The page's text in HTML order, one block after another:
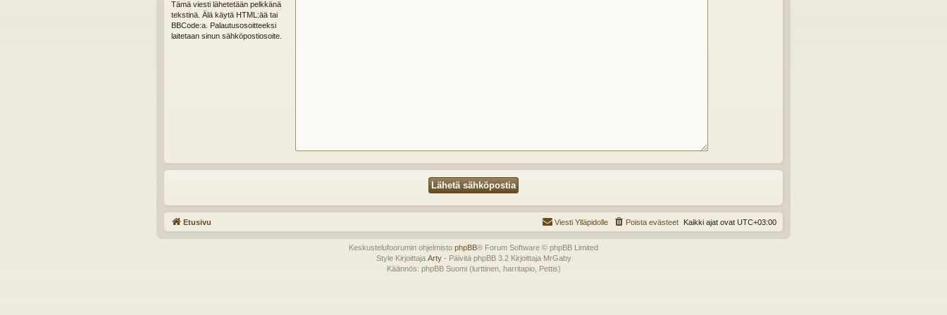
Tämä viesti lähetetään pelkkänä
tekstinä. Älä käytä HTML:ää tai
BBCode:a. Palautusosoitteeksi
laitetaan sinun sähköpostiosoite.
Etusivu Kaikki ajat ovat UTC+03:00
Poista evästeet
Viesti Ylläpidolle
Keskustelufoorumin ohjelmisto phpBB® Forum Software © phpBB Limited
Style Kirjoittaja Arty- Päivitä phpBB 3.2 Kirjoittaja MrGaby
Käännös: phpBB Suomi (lurttinen, harritapio, Pettis)